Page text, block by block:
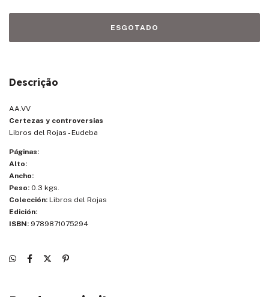
Descrição
AA.VV
Certezas y controversias
Libros del Rojas - Eudeba
Páginas:
Alto:
Ancho:
Peso: 0.3 kgs.
Colección: Libros del Rojas
Edición:
ISBN: 9789871075294